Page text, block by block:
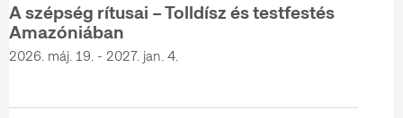
A szépség rítusai – Tolldísz és testfestés
Amazóniában
2026. máj. 19. - 2027. jan. 4.